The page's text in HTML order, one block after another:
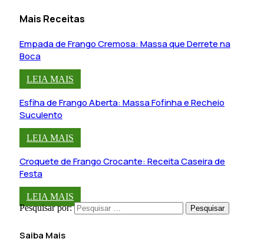
Mais Receitas
Empada de Frango Cremosa: Massa que Derrete na
Boca
LEIA MAIS
Esfiha de Frango Aberta: Massa Fofinha e Recheio
Suculento
LEIA MAIS
Croquete de Frango Crocante: Receita Caseira de
Festa
LEIA MAIS
Pesquisar por:
Saiba Mais